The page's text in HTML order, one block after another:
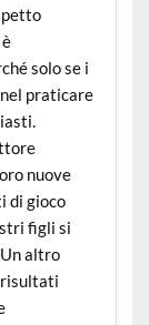
solo se i
praticare
nuove
di gioco
figli si
altro
risultati